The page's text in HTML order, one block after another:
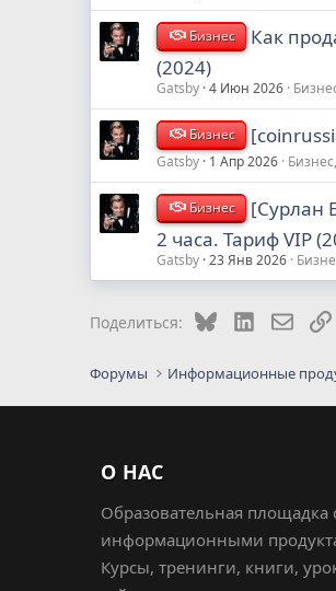
Бизнес
Как
(2024)
Gatsby 4 Июн 2026
Бизнес
Gatsby 1 Апр 2026
Бизнес
[Сурлан
2 часа. Тариф VIP
Gatsby 23 Янв 2026
Поделиться: BlueskyLinkedIn
Форумы Информационные
О НАС
Образовательная площадка
информационными
Курсы, тренинги, книги,